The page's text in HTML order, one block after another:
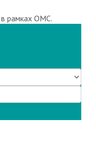
в рамках ОМС.